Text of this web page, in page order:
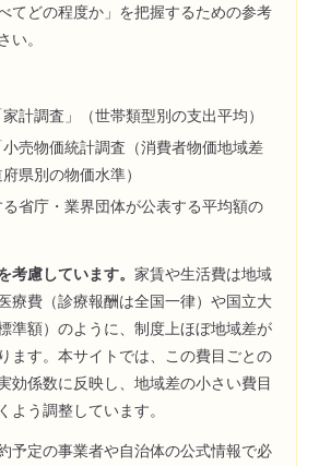
てどの程度か」を把握するための参考
い。
計調査」（世帯類型別の支出平均）
売物価統計調査（消費者物価地域差
県別の物価水準）
省庁・業界団体が公表する平均額の
考慮しています。 家賃や生活費は地域
療費（診療報酬は全国一律）や国立大
準額）のように、制度上ほぼ地域差が
ます。本サイトでは、この費目ごとの
効係数に反映し、地域差の小さい費目
よう調整しています。
予定の事業者や自治体の公式情報で必